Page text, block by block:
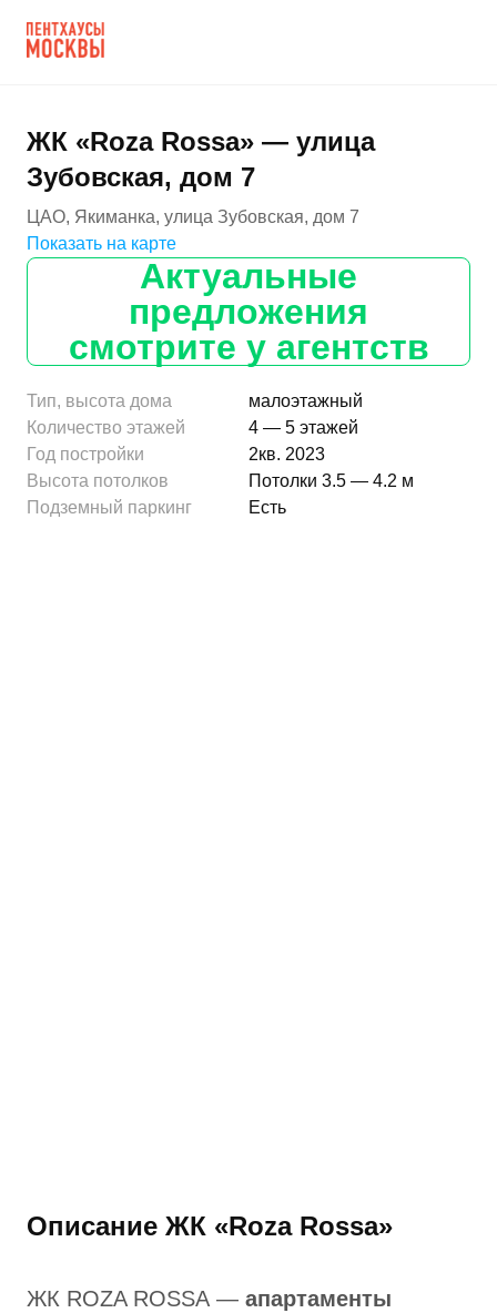
ЖК «Roza Rossa» — улица
Зубовская, дом 7
ЦАО, Якиманка, улица Зубовская, дом 7
Показать на карте
Актуальные
предложения
смотрите у агентств
Тип, высота дома
малоэтажный
Количество этажей
4 — 5 этажей
Год постройки
2кв. 2023
Высота потолков
Потолки 3.5 — 4.2 м
Подземный паркинг
Есть
Описание ЖК «Roza Rossa»
ЖК ROZA ROSSA — апартаменты